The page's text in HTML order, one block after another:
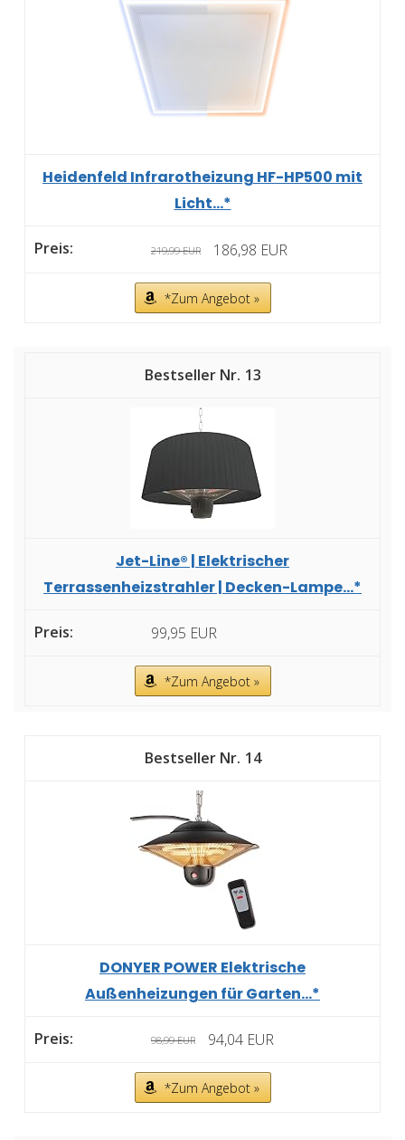
Heidenfeld Infrarotheizung HF-HP500 mit
Licht...*
219,99 EUR 186,98 EUR
*Zum Angebot »
13
Jet-Line® | Elektrischer
Terrassenheizstrahler | Decken-Lampe...*
99,95 EUR
*Zum Angebot »
14
DONYER POWER Elektrische
Außenheizungen für Garten...*
98,99 EUR 94,04 EUR
*Zum Angebot »